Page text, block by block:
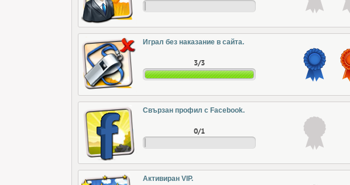
Играл без наказание в сайта.
3/3
Свързан профил с Facebook.
0/1
Активиран VIP.